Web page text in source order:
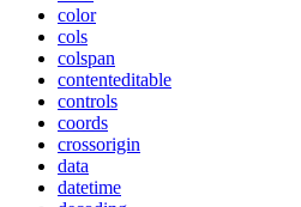
color
cols
colspan
contenteditable
controls
coords
crossorigin
data
datetime